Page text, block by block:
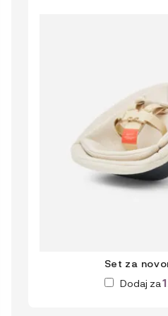
Set za
Dodaj za